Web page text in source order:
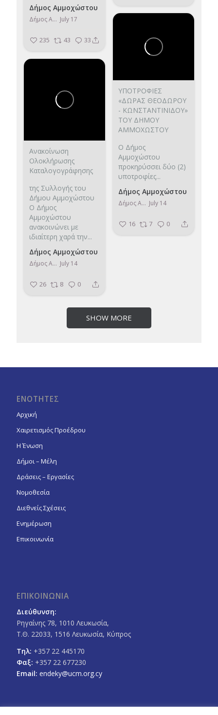
Δήμος Αμμοχώστου
Δήμος Αμμοχώστου July 17
235 43 33
ΥΠΟΤΡΟΦΙΕΣ
«ΔΩΡΑΣ ΘΕΟΔΩΡΟΥ
- ΚΩΝΣΤΑΝΤΙΝΙΔΟΥ»
TOY ΔΗΜΟΥ
ΑΜΜΟΧΩΣΤΟΥ
Ο Δήμος
Αμμοχώστου
προκηρύσσει δύο (2)
υποτροφίες...
Δήμος Αμμοχώστου
Δήμος Αμμοχώστου July 14
16 7 0
Ανακοίνωση
Ολοκλήρωσης
Καταλογογράφησης
της Συλλογής του
Δήμου Αμμοχώστου
Ο Δήμος
Αμμοχώστου
ανακοινώνει με
ιδιαίτερη χαρά την...
Δήμος Αμμοχώστου
Δήμος Αμμοχώστου July 14
26 8 0
SHOW MORE
ΕΝΟΤΗΤΕΣ
Αρχική
Χαιρετισμός Προέδρου
Η Ένωση
Δήμοι – Μέλη
Δράσεις – Εργασίες
Νομοθεσία
Διεθνείς Σχέσεις
Ενημέρωση
Επικοινωνία
ΕΠΙΚΟΙΝΩΝΙΑ
Διεύθυνση:
Ρηγαίνης 78, 1010 Λευκωσία,
Τ.Θ. 22033, 1516 Λευκωσία, Κύπρος
Τηλ: +357 22 445170
Φαξ: +357 22 677230
Email: endeky@ucm.org.cy